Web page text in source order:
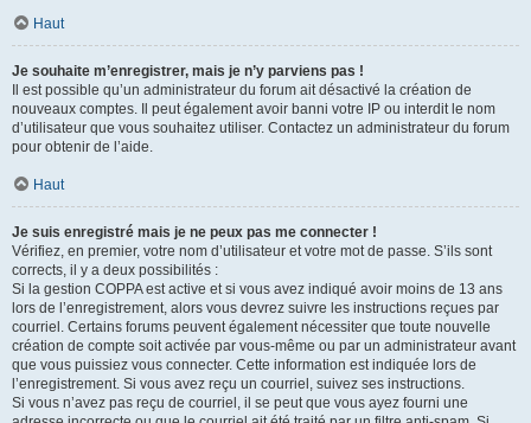
Haut
Je souhaite m’enregistrer, mais je n’y parviens pas !
Il est possible qu’un administrateur du forum ait désactivé la création de
nouveaux comptes. Il peut également avoir banni votre IP ou interdit le nom
d’utilisateur que vous souhaitez utiliser. Contactez un administrateur du forum
pour obtenir de l’aide.
Haut
Je suis enregistré mais je ne peux pas me connecter !
Vérifiez, en premier, votre nom d’utilisateur et votre mot de passe. S’ils sont
corrects, il y a deux possibilités :
Si la gestion COPPA est active et si vous avez indiqué avoir moins de 13 ans
lors de l’enregistrement, alors vous devrez suivre les instructions reçues par
courriel. Certains forums peuvent également nécessiter que toute nouvelle
création de compte soit activée par vous-même ou par un administrateur avant
que vous puissiez vous connecter. Cette information est indiquée lors de
l’enregistrement. Si vous avez reçu un courriel, suivez ses instructions.
Si vous n’avez pas reçu de courriel, il se peut que vous ayez fourni une